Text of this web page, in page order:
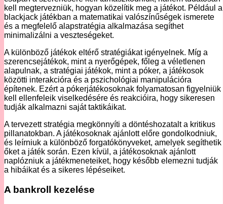
kell megtervezniük, hogyan közelítik meg a játékot. Például a
blackjack játékban a matematikai valószínűségek ismerete
és a megfelelő alapstratégia alkalmazása segíthet
minimalizálni a veszteségeket.
A különböző játékok eltérő stratégiákat igényelnek. Míg a
szerencsejátékok, mint a nyerőgépek, főleg a véletlenen
alapulnak, a stratégiai játékok, mint a póker, a játékosok
közötti interakcióra és a pszichológiai manipulációra
építenek. Ezért a pókerjátékosoknak folyamatosan figyelniük
kell ellenfeleik viselkedésére és reakcióira, hogy sikeresen
tudják alkalmazni saját taktikáikat.
A tervezett stratégia megkönnyíti a döntéshozatalt a kritikus
pillanatokban. A játékosoknak ajánlott előre gondolkodniuk,
és leírniuk a különböző forgatókönyveket, amelyek segíthetik
őket a játék során. Ezen kívül, a játékosoknak ajánlott
naplózniuk a játékmeneteiket, hogy később elemezni tudják
a hibáikat és a sikeres lépéseiket.
A bankroll kezelése